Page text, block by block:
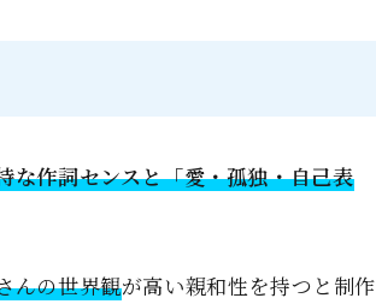
な作詞センスと「愛・孤独・自己表
んの世界観が高い親和性を持つと制作